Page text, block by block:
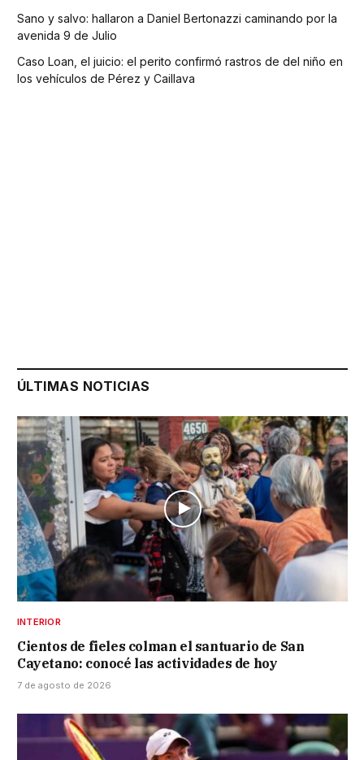
Sano y salvo: hallaron a Daniel Bertonazzi caminando por la
avenida 9 de Julio
Caso Loan, el juicio: el perito confirmó rastros de del niño en
los vehículos de Pérez y Caillava
ÚLTIMAS NOTICIAS
INTERIOR
Cientos de fieles colman el santuario de San
Cayetano: conocé las actividades de hoy
7 de agosto de 2026